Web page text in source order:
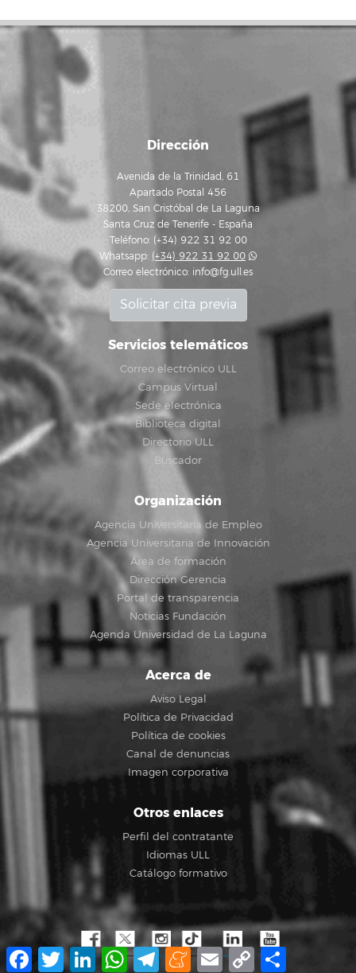
Dirección
Avenida de la Trinidad, 61
Apartado Postal 456
38200, San Cristóbal de La Laguna
Santa Cruz de Tenerife - España
Teléfono: (+34) 922 31 92 00
Whatsapp: (+34) 922 31 92 00
Correo electrónico: info@fg.ull.es
Solicitar cita previa
Servicios telemáticos
Correo electrónico ULL
Campus Virtual
Sede electrónica
Biblioteca digital
Directorio ULL
Buscador
Organización
Agencia Universitaria de Empleo
Agencia Universitaria de Innovación
Área de formación
Dirección Gerencia
Portal de transparencia
Noticias Fundación
Agenda Universidad de La Laguna
Acerca de
Aviso Legal
Política de Privacidad
Política de cookies
Canal de denuncias
Imagen corporativa
Otros enlaces
Perfil del contratante
Idiomas ULL
Catálogo formativo
Facebook
TwitterLinkedInWhatsApp
TelegramMeneame
Email Copy
Link